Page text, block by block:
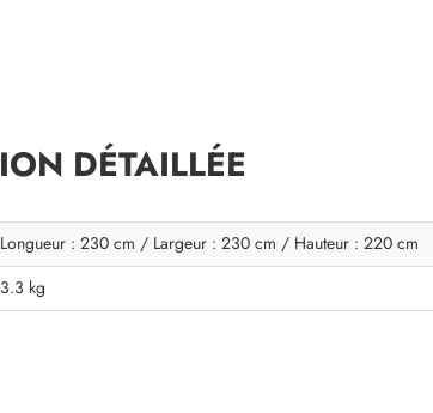
DÉTAILLÉE
Longueur : 230 cm / Largeur : 230 cm / Hauteur : 220 cm
3.3 kg